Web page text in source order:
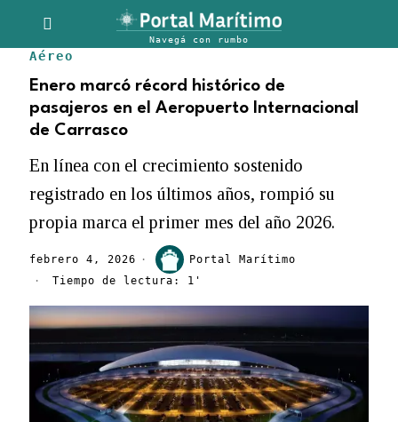
Aéreo
Enero marcó récord histórico de
pasajeros en el Aeropuerto Internacional
de Carrasco
En línea con el crecimiento sostenido
registrado en los últimos años, rompió su
propia marca el primer mes del año 2026.
febrero 4, 2026
Portal Marítimo
Tiempo de lectura: 1'